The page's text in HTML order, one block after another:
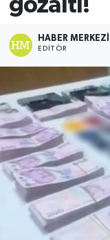
gözaltı!
HABER MERKEZI
EDITÖR
Haber Arşivi